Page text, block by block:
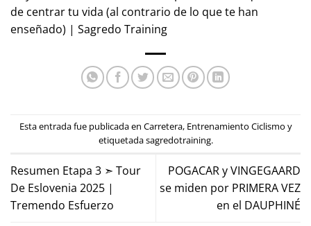
de centrar tu vida (al contrario de lo que te han
enseñado) | Sagredo Training
Esta entrada fue publicada en Carretera, Entrenamiento Ciclismo y
etiquetadasagredotraining.
Resumen Etapa 3 ➣ Tour
De Eslovenia 2025 |
Tremendo Esfuerzo
POGACAR y VINGEGAARD
se miden por PRIMERA VEZ
en el DAUPHINÉ